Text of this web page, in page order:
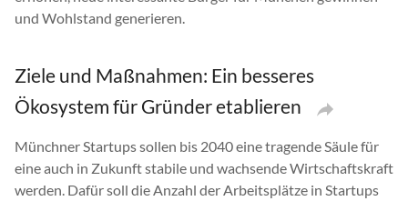
und Wohlstand generieren.
Ziele und Maßnahmen: Ein besseres
Ökosystem für Gründer etablieren
Münchner Startups sollen bis 2040 eine tragende Säule für
eine auch in Zukunft stabile und wachsende Wirtschaftskraft
werden. Dafür soll die Anzahl der Arbeitsplätze in Startups